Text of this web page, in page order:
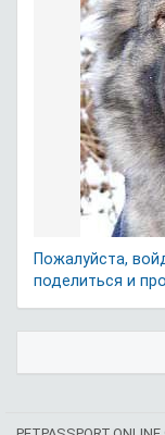
Пожалуйста,
поделиться и